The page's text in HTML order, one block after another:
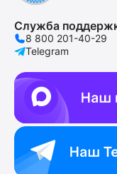
Служба
8 800 201-40-29
Telegram